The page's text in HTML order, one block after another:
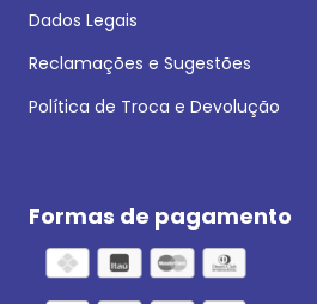
Dados Legais
Reclamações e Sugestões
Política de Troca e Devolução
Formas de pagamento